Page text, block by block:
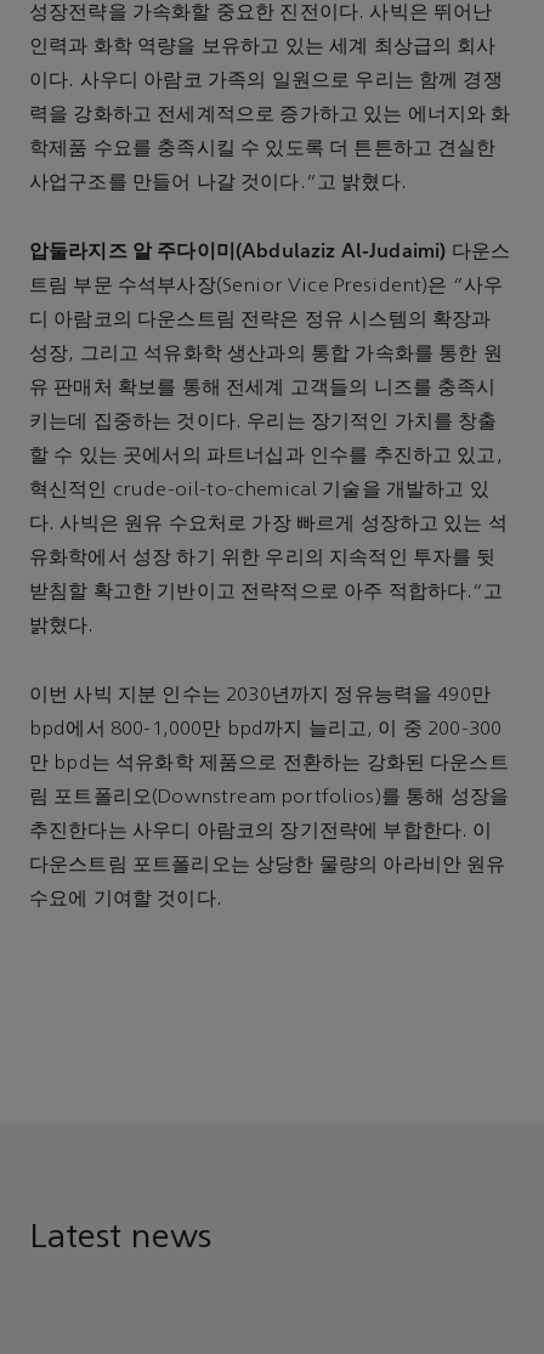
성장전략을 가속화할 중요한 진전이다. 사빅은 뛰어난
인력과 화학 역량을 보유하고 있는 세계 최상급의 회사
이다. 사우디 아람코 가족의 일원으로 우리는 함께 경쟁
력을 강화하고 전세계적으로 증가하고 있는 에너지와 화
학제품 수요를 충족시킬 수 있도록 더 튼튼하고 견실한
사업구조를 만들어 나갈 것이다.”고 밝혔다.
압둘라지즈 알 주다이미(Abdulaziz Al-Judaimi) 다운스
트림 부문 수석부사장(Senior Vice President)은 “사우
디 아람코의 다운스트림 전략은 정유 시스템의 확장과
성장, 그리고 석유화학 생산과의 통합 가속화를 통한 원
유 판매처 확보를 통해 전세계 고객들의 니즈를 충족시
키는데 집중하는 것이다. 우리는 장기적인 가치를 창출
할 수 있는 곳에서의 파트너십과 인수를 추진하고 있고,
혁신적인 crude-oil-to-chemical 기술을 개발하고 있
다. 사빅은 원유 수요처로 가장 빠르게 성장하고 있는 석
유화학에서 성장 하기 위한 우리의 지속적인 투자를 뒷
받침할 확고한 기반이고 전략적으로 아주 적합하다.”고
밝혔다.
이번 사빅 지분 인수는 2030년까지 정유능력을 490만
bpd에서 800-1,000만 bpd까지 늘리고, 이 중 200-300
만 bpd는 석유화학 제품으로 전환하는 강화된 다운스트
림 포트폴리오(Downstream portfolios)를 통해 성장을
추진한다는 사우디 아람코의 장기전략에 부합한다. 이
다운스트림 포트폴리오는 상당한 물량의 아라비안 원유
수요에 기여할 것이다.
Latest news